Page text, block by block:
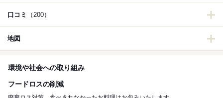
口コミ （200）
地図
環境や社会への取り組み
フードロスの削減